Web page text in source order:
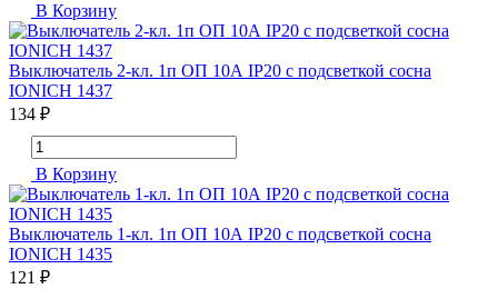
В Корзину
Выключатель 2-кл. 1п ОП 10А IP20 с подсветкой сосна
IONICH 1437
134 ₽
В Корзину
Выключатель 1-кл. 1п ОП 10А IP20 с подсветкой сосна
IONICH 1435
121 ₽